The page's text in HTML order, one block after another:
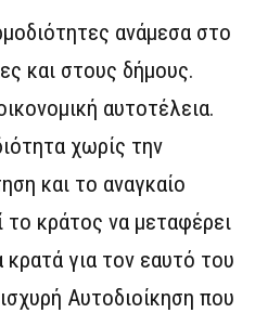
ανάμεσα στο
και στους δήμους.
αυτοτέλεια.
χωρίς την
και το αναγκαίο
κράτος να μεταφέρει
κρατά για τον εαυτό του
Αυτοδιοίκηση που